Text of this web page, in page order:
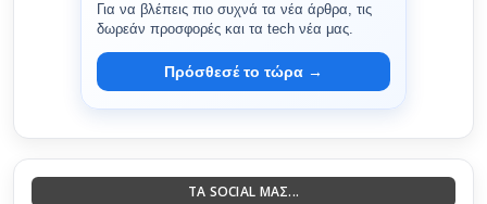
Για να βλέπεις πιο συχνά τα νέα άρθρα, τις
δωρεάν προσφορές και τα tech νέα μας.
Πρόσθεσέ το τώρα →
ΤΑ SOCIAL ΜΑΣ...